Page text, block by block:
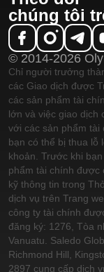
chúng tôi
© 2014-2026
Chỉ người trưởng
các Giao dịch được
các sản phẩm tài
lớn và việc giao dịch
với các sản phẩm tài
bạn có thể bị thua lỗ
khoản. Trước khi
phẩm tài chính được
kỹ thông tin trong
dịch vụ trên Trang
công ty tài chính
đăng ký: 1276, Tòa
Vanuatu. Saledo
Richmond Hill,
2897 cung cấp dịch